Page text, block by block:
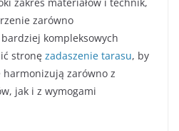
zakres materiałów i technik,
zarówno
kompleksowych
stronę zadaszenie tarasu, by
zarówno z
jak i z wymogami